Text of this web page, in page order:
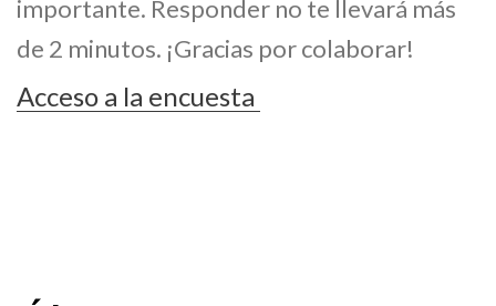
importante. Responder no te llevará más
de 2 minutos. ¡Gracias por colaborar!
Acceso a la encuesta